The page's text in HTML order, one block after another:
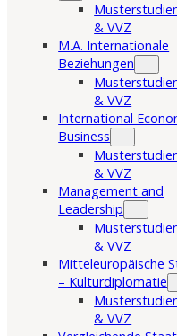
& VVZ
M.A. Internationale
Beziehungen
& VVZ
International
Business
& VVZ
Management and
Leadership
& VVZ
Mitteleuropäische
– Kulturdiplomatie
& VVZ